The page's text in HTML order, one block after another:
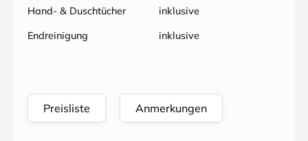
Hand- & Duschtücher
inklusive
Endreinigung
inklusive
Preisliste Anmerkungen